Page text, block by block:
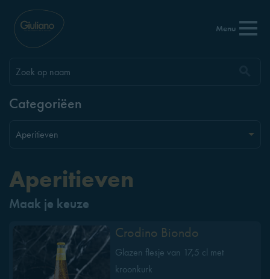
Menu
Categoriëen
Aperitieven
Maak je keuze
Crodino Biondo
Glazen flesje van 17,5 cl met
kroonkurk